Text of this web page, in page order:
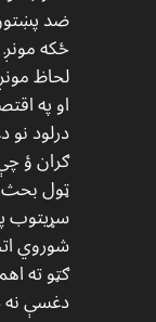
ضد
ځکه
لحاظ
او په
درلود نو
ګران ؤ
ټول بحث
سړیتوب
شوروي
ګټو ته
دغسې نه